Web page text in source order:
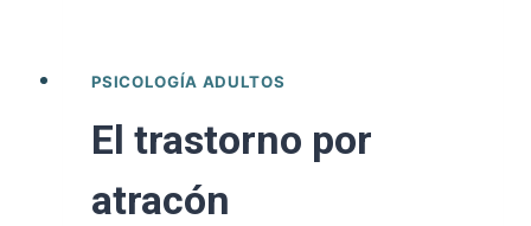
PSICOLOGÍA ADULTOS
El trastorno por
atracón